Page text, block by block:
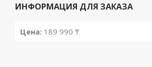
ИНФОРМАЦИЯ ДЛЯ ЗАКАЗА
Цена: 189 990 ₸